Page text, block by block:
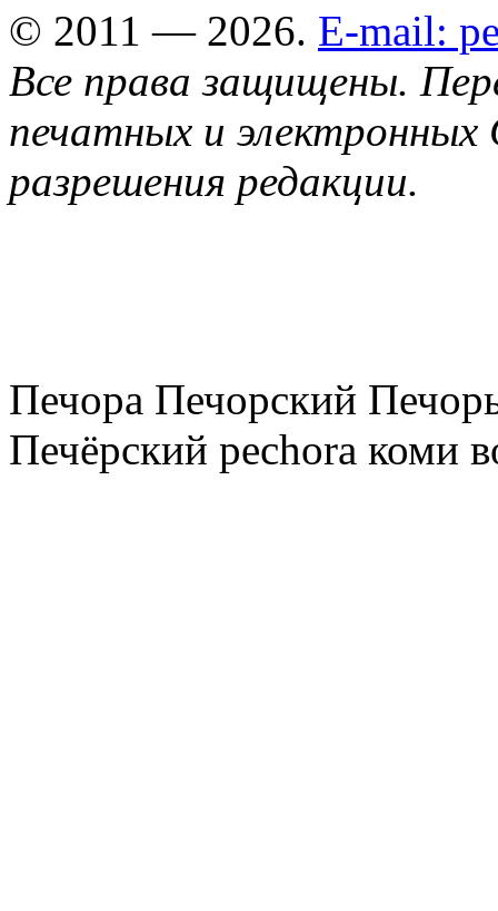
© 2011 — 2026. E-mail:
Все права защищены.
печатных и
разрешения редакции.
Печора Печорский
Печёрский pechora коми